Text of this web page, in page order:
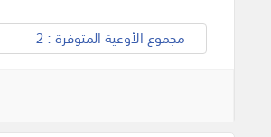
مجموع الأوعية المتوفرة : 2